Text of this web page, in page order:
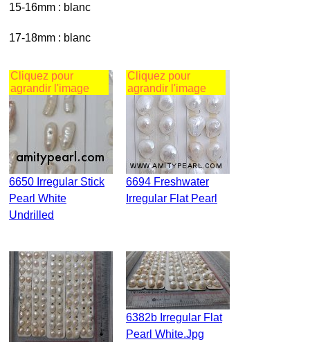
15-16mm : blanc
17-18mm : blanc
Cliquez pour
agrandir l'image
6650 Irregular Stick
Pearl White
Undrilled
Cliquez pour
agrandir l'image
6694 Freshwater
Irregular Flat Pearl
6382b Irregular Flat
Pearl White.jpg